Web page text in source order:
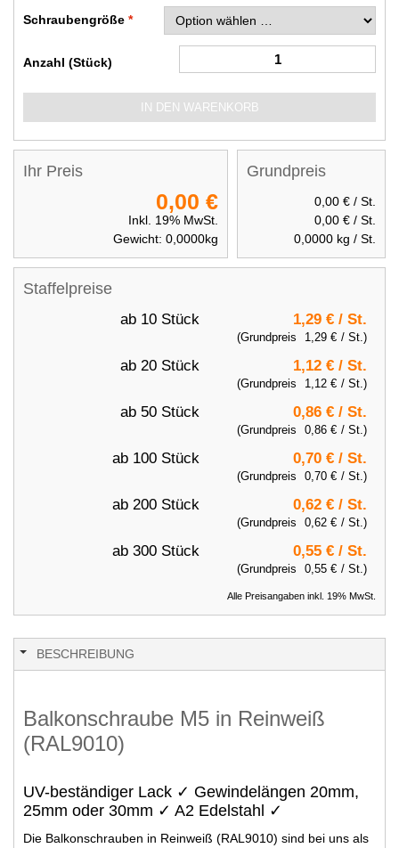
Schraubengröße
Anzahl (Stück)
IN DEN WARENKORB
Staffelpreise
ab 10 Stück 1,29 € / St.
(Grundpreis 1,29 € / St.)
ab 20 Stück 1,12 € / St.
(Grundpreis 1,12 € / St.)
ab 50 Stück 0,86 € / St.
(Grundpreis 0,86 € / St.)
ab 100 Stück 0,70 € / St.
(Grundpreis 0,70 € / St.)
ab 200 Stück 0,62 € / St.
(Grundpreis 0,62 € / St.)
ab 300 Stück 0,55 € / St.
(Grundpreis 0,55 € / St.)
Alle Preisangaben inkl. 19% MwSt.
Grundpreis
0,00 € / St.
0,00 € / St.
0,0000 kg / St.
Ihr Preis
0,00 €
Inkl. 19% MwSt.
Gewicht: 0,0000kg
BESCHREIBUNG
Balkonschraube M5 in Reinweiß
(RAL9010)
UV-beständiger Lack ✓ Gewindelängen 20mm,
25mm oder 30mm ✓ A2 Edelstahl ✓
Die Balkonschrauben in Reinweiß (RAL9010) sind bei uns als